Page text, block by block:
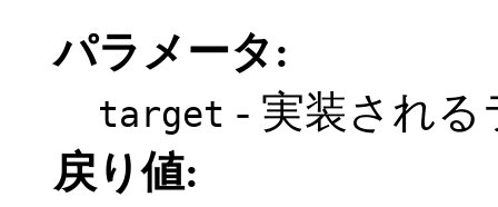
パラメータ:
target - 実装される
戻り値: